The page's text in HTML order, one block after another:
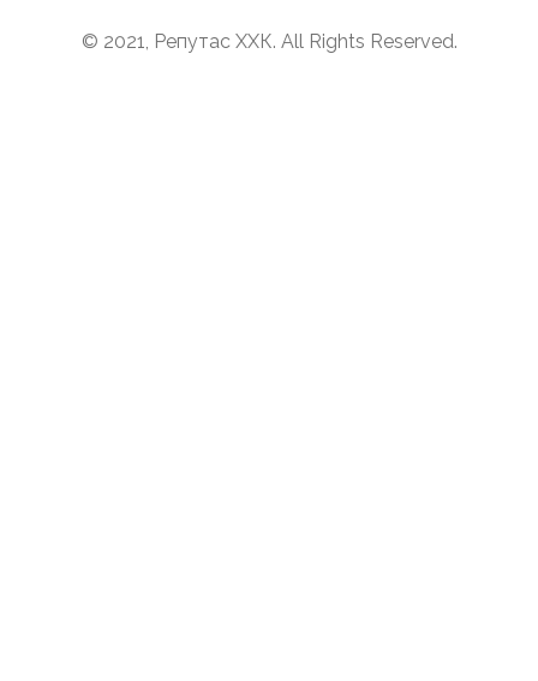
© 2021, Репутас ХХК. All Rights Reserved.